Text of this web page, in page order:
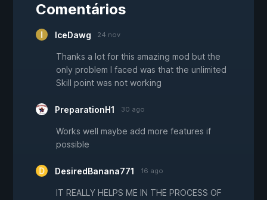
Comentários
IceDawg 24 nov
Thanks a lot for this amazing mod but the
only problem I faced was that the unlimited
Skill point was not working
PreparationH1 30 ago
Works well maybe add more features if
possible
DesiredBanana771 16 ago
IT REALLY HELPS ME IN THE PROCESS OF